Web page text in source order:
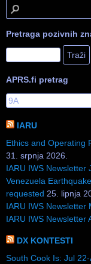
Pretraga pozivnih
APRS.fi pretrag
IARU
Ethics and Operating
31. srpnja 2026.
IARU IWS Newsletter
Venezuela
requested 25. lipnja
IARU IWS Newsletter
IARU IWS Newsletter
DX KONTESTI
South Cook Is: Jul